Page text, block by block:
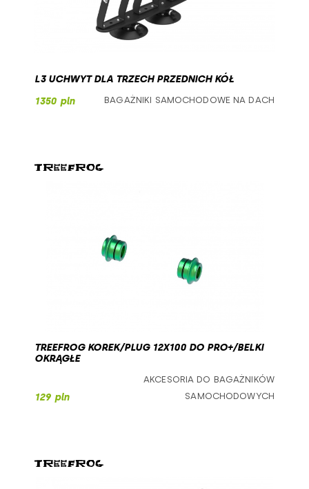
L3 UCHWYT DLA TRZECH PRZEDNICH KÓŁ
1350 pln
BAGAŻNIKI SAMOCHODOWE NA DACH
TREEFROG KOREK/PLUG 12X100 DO PRO+/BELKI
OKRĄGŁE
129 pln
AKCESORIA DO BAGAŻNIKÓW
SAMOCHODOWYCH